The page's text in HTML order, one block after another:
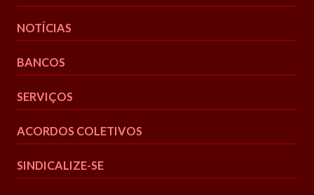
NOTÍCIAS
BANCOS
SERVIÇOS
ACORDOS COLETIVOS
SINDICALIZE-SE